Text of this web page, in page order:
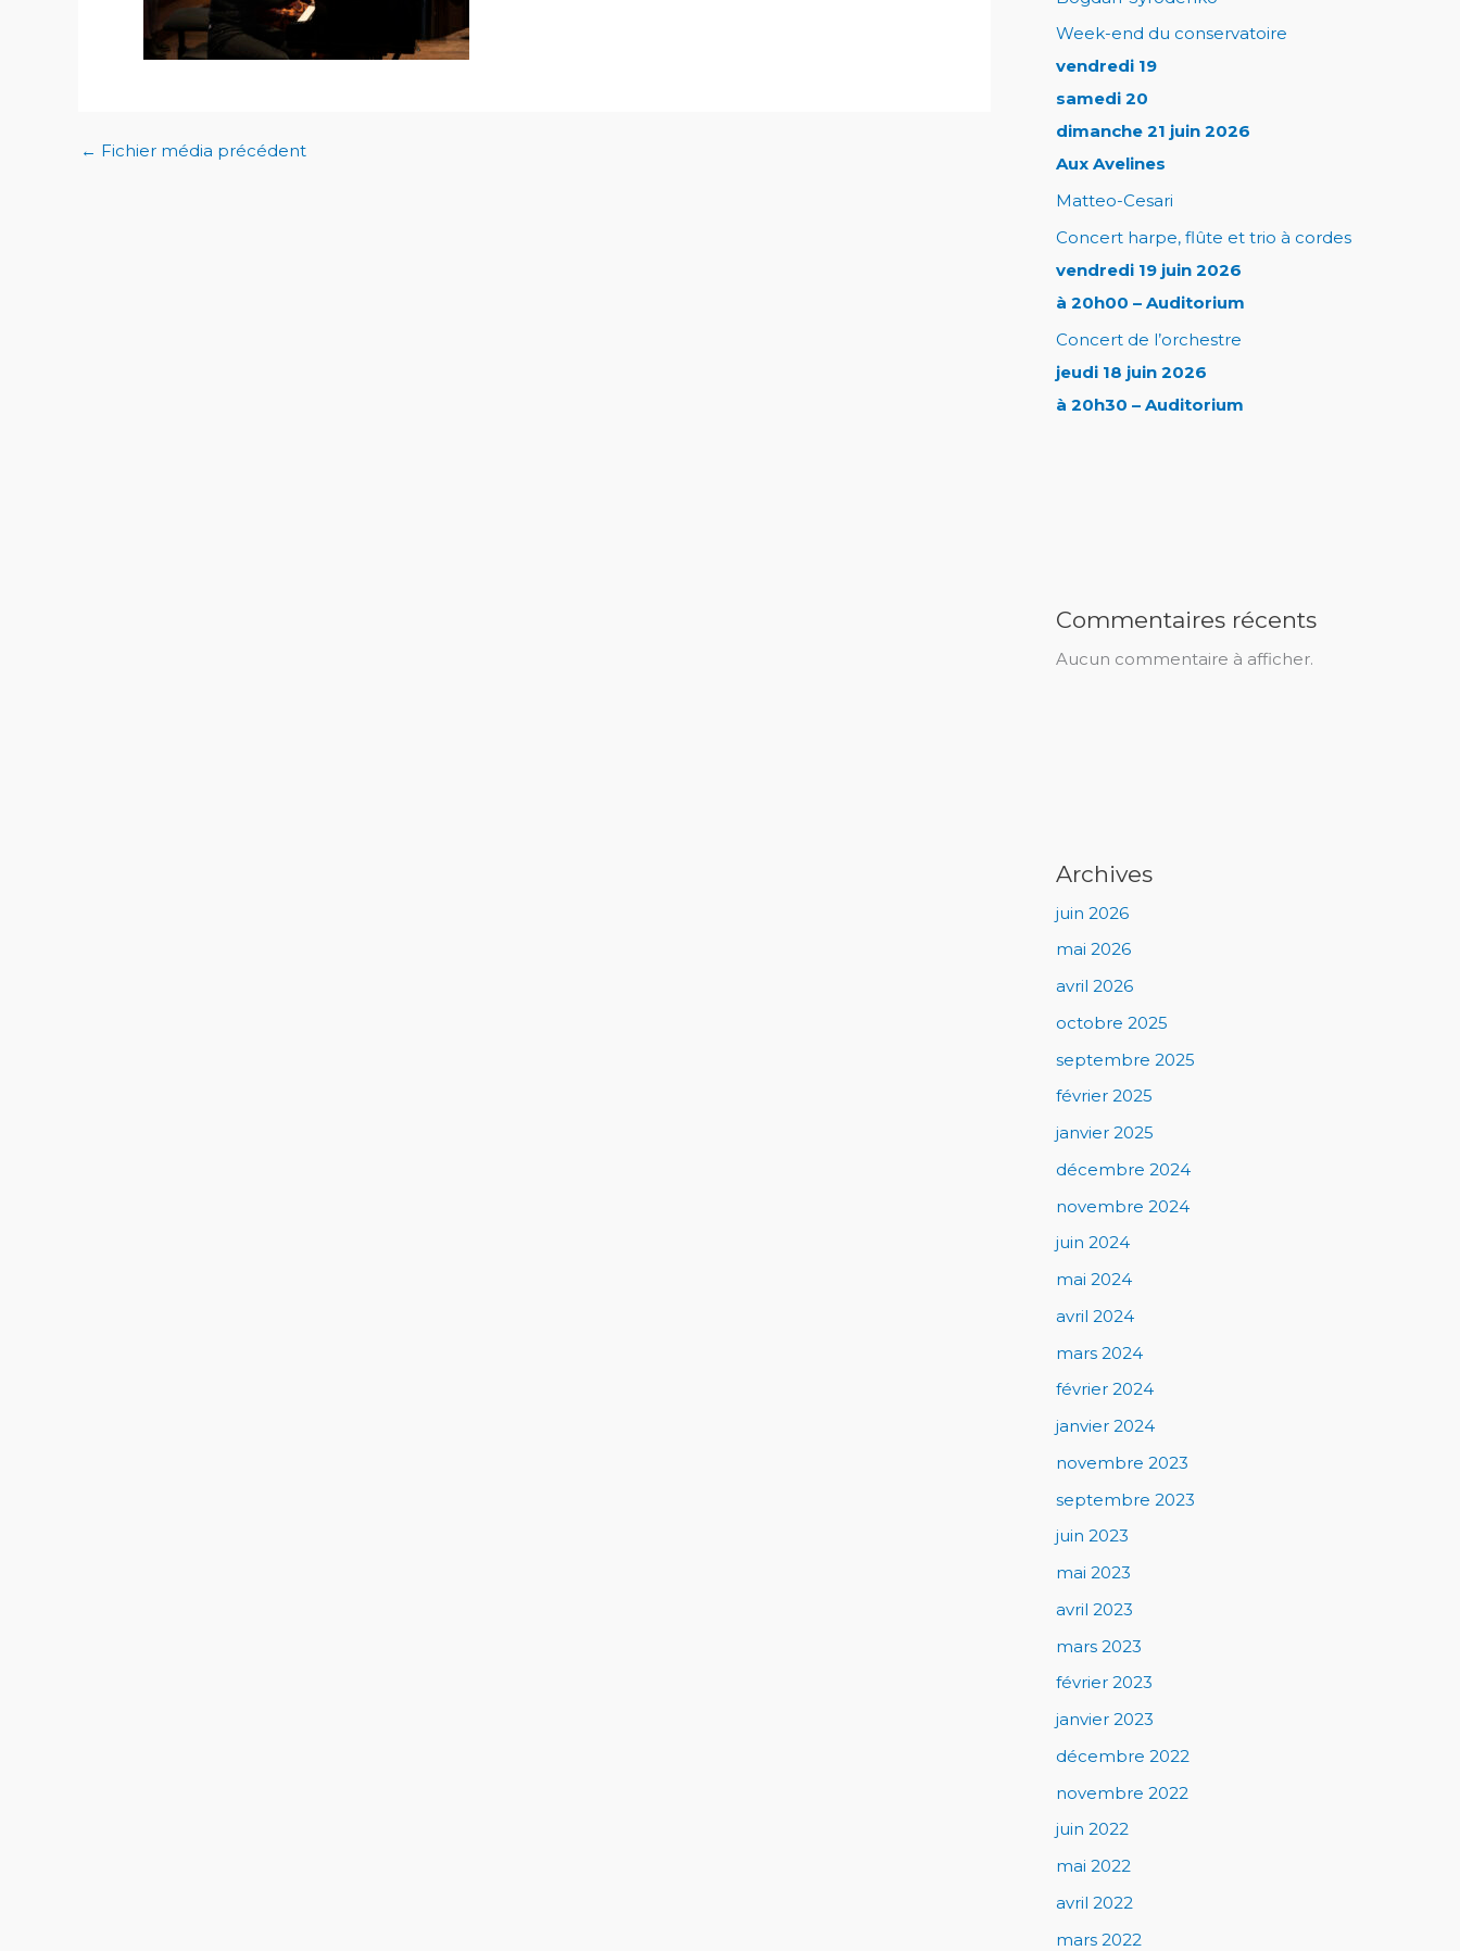
← Fichier média précédent
Week-end du conservatoire
vendredi 19
samedi 20
dimanche 21 juin 2026
Aux Avelines
Matteo-Cesari
Concert harpe, flûte et trio à cordes
vendredi 19 juin 2026
à 20h00 – Auditorium
Concert de l’orchestre
jeudi 18 juin 2026
à 20h30 – Auditorium
Commentaires récents
Aucun commentaire à afficher.
Archives
juin 2026
mai 2026
avril 2026
octobre 2025
septembre 2025
février 2025
janvier 2025
décembre 2024
novembre 2024
juin 2024
mai 2024
avril 2024
mars 2024
février 2024
janvier 2024
novembre 2023
septembre 2023
juin 2023
mai 2023
avril 2023
mars 2023
février 2023
janvier 2023
décembre 2022
novembre 2022
juin 2022
mai 2022
avril 2022
mars 2022